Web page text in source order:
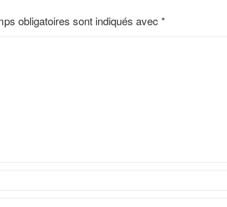
obligatoires sont indiqués avec *